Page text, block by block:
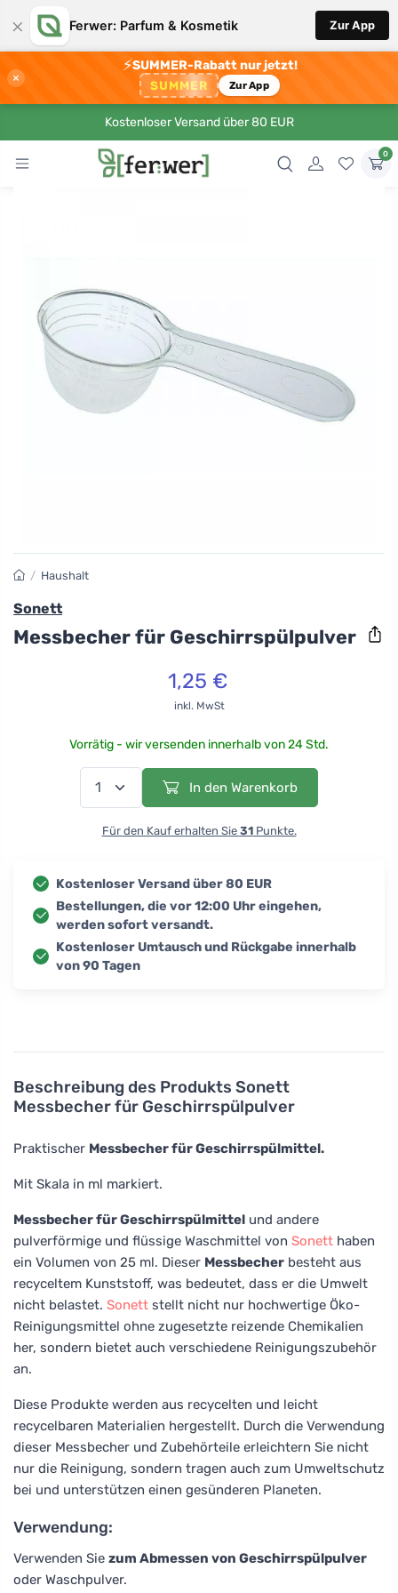
× Ferwer: Parfum & Kosmetik Zur App
×
⚡SUMMER-Rabatt nur jetzt!
SUMMER Zur App
Kostenloser Versand über 80 EUR
0
Beschreibung des Produkts Sonett
Messbecher für Geschirrspülpulver
Praktischer Messbecher für Geschirrspülmittel.
Mit Skala in ml markiert.
Messbecher für Geschirrspülmittel und andere
pulverförmige und flüssige Waschmittel von Sonett haben
ein Volumen von 25 ml. Dieser Messbecher besteht aus
recyceltem Kunststoff, was bedeutet, dass er die Umwelt
nicht belastet. Sonett stellt nicht nur hochwertige Öko-
Reinigungsmittel ohne zugesetzte reizende Chemikalien
her, sondern bietet auch verschiedene Reinigungszubehör
an.
Diese Produkte werden aus recycelten und leicht
recycelbaren Materialien hergestellt. Durch die Verwendung
dieser Messbecher und Zubehörteile erleichtern Sie nicht
nur die Reinigung, sondern tragen auch zum Umweltschutz
bei und unterstützen einen gesünderen Planeten.
Verwendung:
Verwenden Sie zum Abmessen von Geschirrspülpulver
oder Waschpulver.
/ Haushalt
Sonett
Messbecher für Geschirrspülpulver
1,25 €
inkl. MwSt
Vorrätig - wir versenden innerhalb von 24 Std.
In den Warenkorb
Für den Kauf erhalten Sie 31Punkte.
Kostenloser Versand über 80 EUR
Bestellungen, die vor 12:00 Uhr eingehen,
werden sofort versandt.
Kostenloser Umtausch und Rückgabe innerhalb
von 90 Tagen